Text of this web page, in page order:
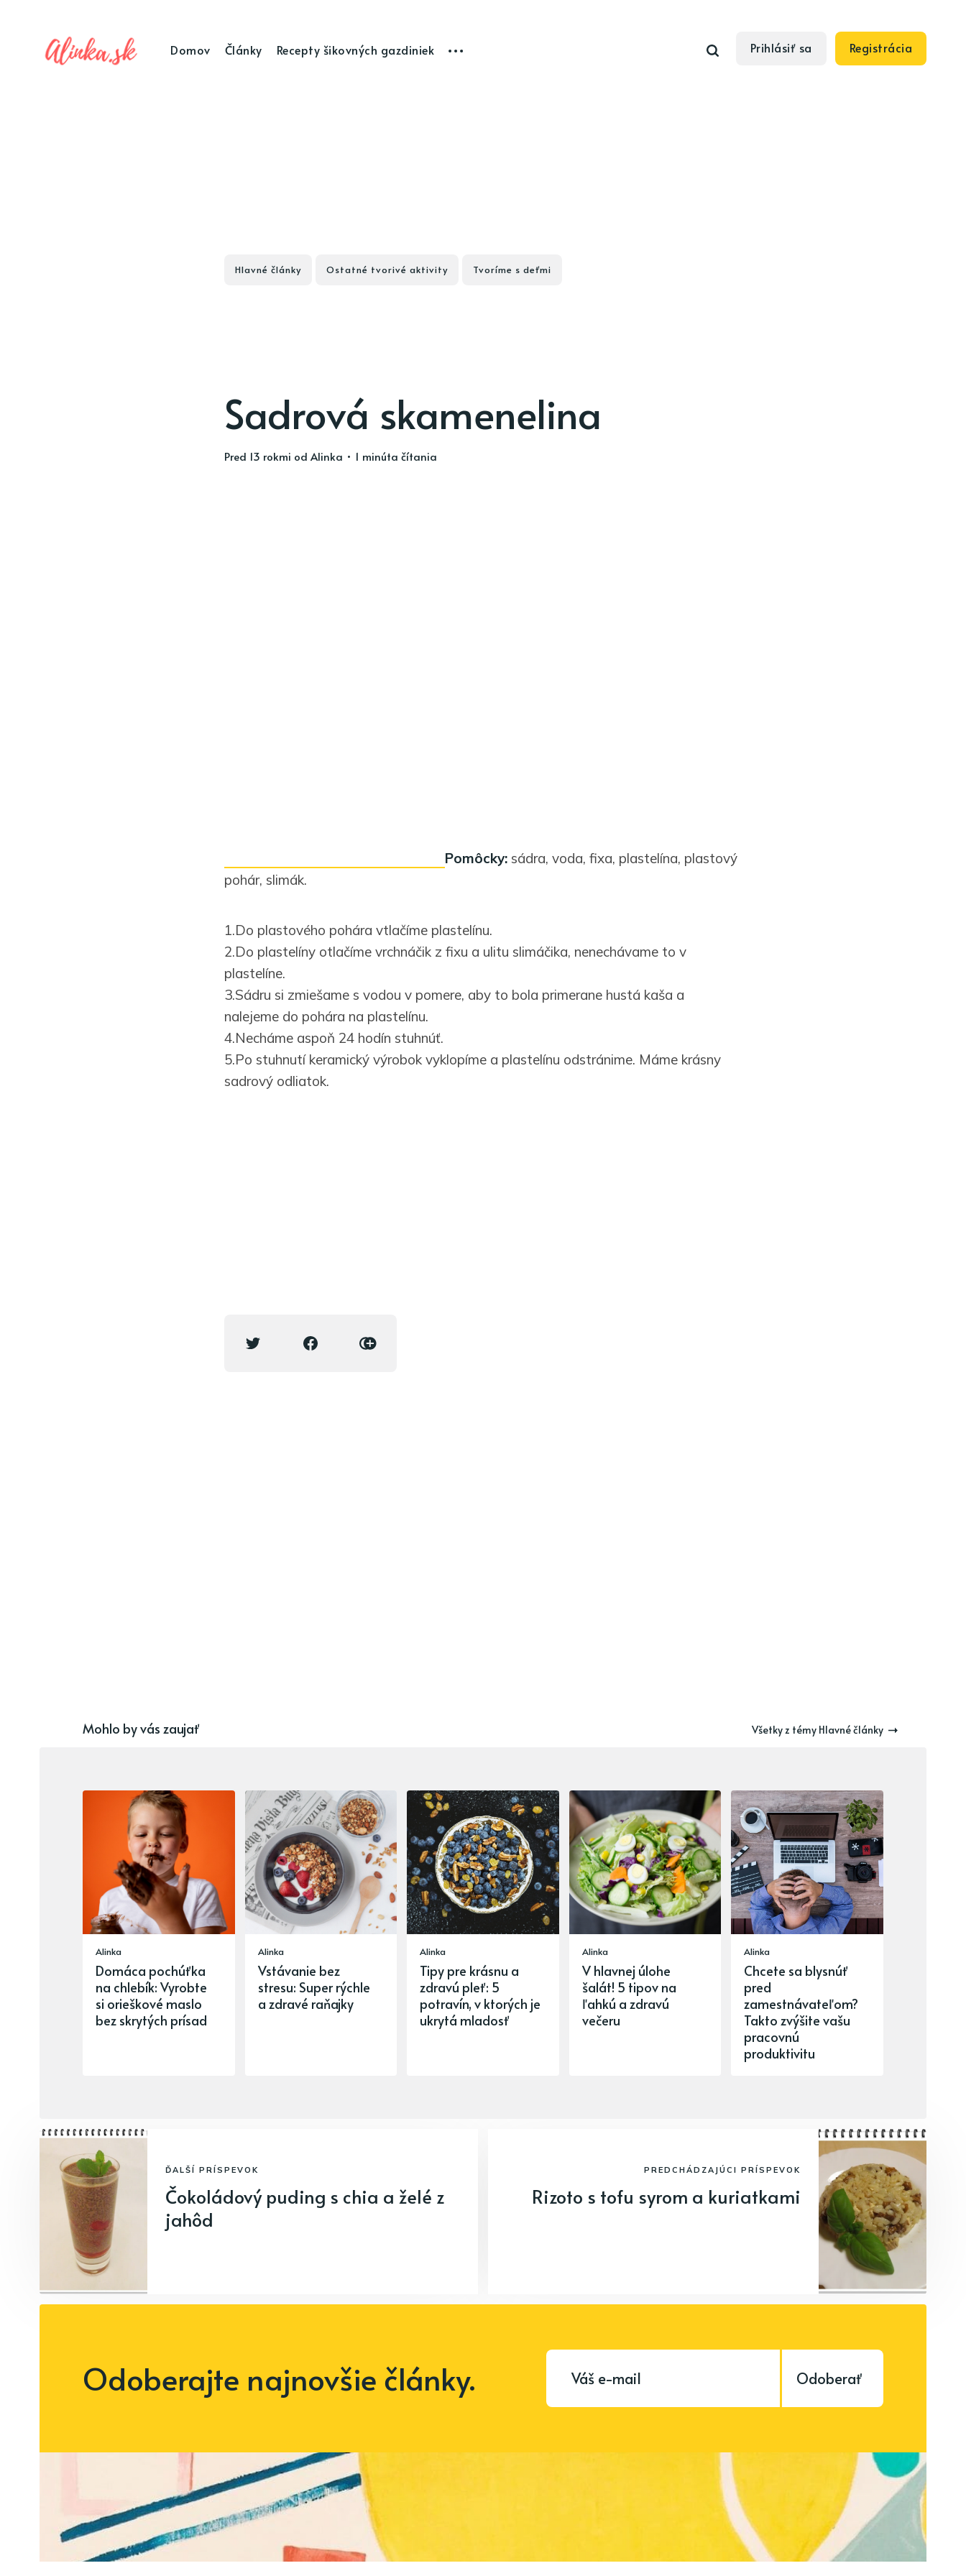
Domov Články Recepty šikovných gazdiniek Prihlásiť sa Registrácia
Hlavné články Ostatné tvorivé aktivity Tvoríme s deťmi
Sadrová skamenelina
pred 13 rokmi od Alinka • 1 minúta čítania
Pomôcky: sádra, voda, fixa, plastelína, plastový
pohár, slimák.
1.Do plastového pohára vtlačíme plastelínu.
2.Do plastelíny otlačíme vrchnáčik z fixu a ulitu slimáčika, nenechávame to v
plastelíne.
3.Sádru si zmiešame s vodou v pomere, aby to bola primerane hustá kaša a
nalejeme do pohára na plastelínu.
4.Necháme aspoň 24 hodín stuhnúť.
5.Po stuhnutí keramický výrobok vyklopíme a plastelínu odstránime. Máme krásny
sadrový odliatok.
Mohlo by vás zaujať Všetky z témy Hlavné články
Alinka
Domáca pochúťka
na chlebík: Vyrobte
si orieškové maslo
bez skrytých prísad
Alinka
Vstávanie bez
stresu: Super rýchle
a zdravé raňajky
Alinka
Tipy pre krásnu a
zdravú pleť: 5
potravín, v ktorých je
ukrytá mladosť
Alinka
V hlavnej úlohe
šalát! 5 tipov na
ľahkú a zdravú
večeru
Alinka
Chcete sa blysnúť
pred
zamestnávateľom?
Takto zvýšite vašu
pracovnú
produktivitu
ĎALŠÍ PRÍSPEVOK
Čokoládový puding s chia a želé z
jahôd
PREDCHÁDZAJÚCI PRÍSPEVOK
Rizoto s tofu syrom a kuriatkami
Odoberajte najnovšie články. Odoberať